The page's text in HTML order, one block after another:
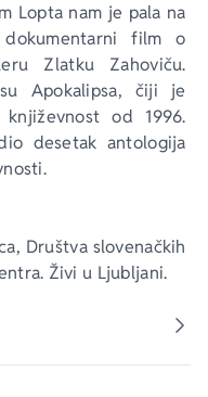
Lopta nam je pala na
film o
Zlatku Zahoviču.
Apokalipsa, čiji je
od 1996.
desetak antologija
Društva slovenačkih
Živi u Ljubljani.